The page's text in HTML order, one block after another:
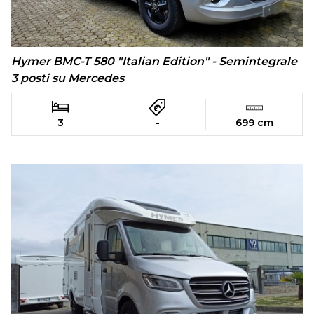
Hymer BMC-T 580 "Italian Edition" - Semintegrale
3 posti su Mercedes
3 - 699 cm